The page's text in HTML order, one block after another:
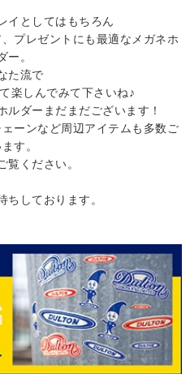
イとしてはもちろん
プレゼントにも最適なメガネホ
ー。
た流で
楽しんでみて下さいね♪
ルダーまだまだございます！
ーンなど周辺アイテムも多数ご
す。
覧ください。
ちしております。